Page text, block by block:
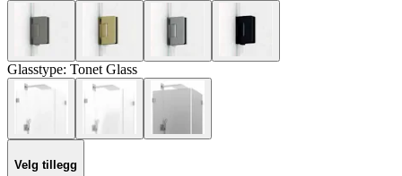
Glasstype: Tonet Glass
Velg tillegg